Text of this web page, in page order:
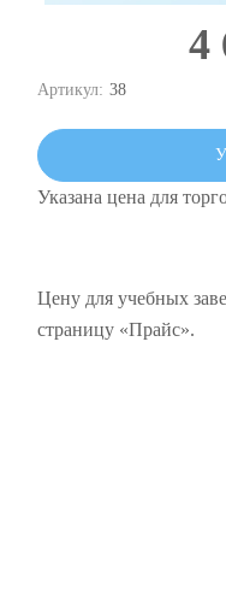
4
Артикул: 38
Указана цена для
Цену для учебных
страницу «Прайс».